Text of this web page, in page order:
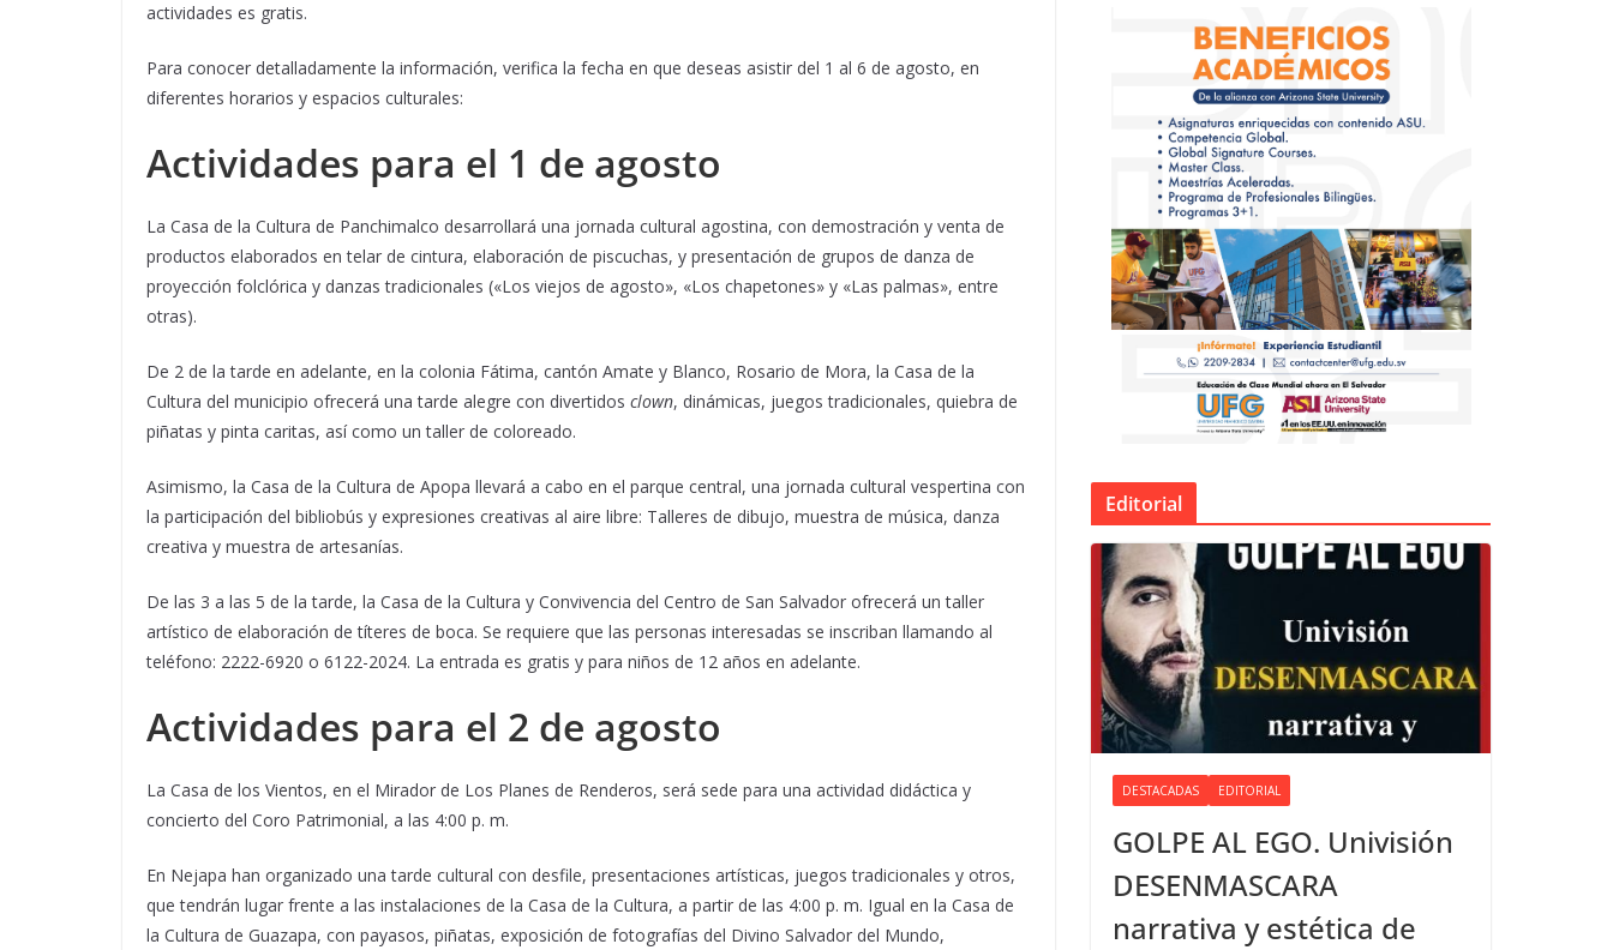
actividades es gratis.
Para conocer detalladamente la información, verifica la fecha en que deseas asistir del 1 al 6 de agosto, en
diferentes horarios y espacios culturales:
Actividades para el 1 de agosto
La Casa de la Cultura de Panchimalco desarrollará una jornada cultural agostina, con demostración y venta de
productos elaborados en telar de cintura, elaboración de piscuchas, y presentación de grupos de danza de
proyección folclórica y danzas tradicionales («Los viejos de agosto», «Los chapetones» y «Las palmas», entre
otras).
De 2 de la tarde en adelante, en la colonia Fátima, cantón Amate y Blanco, Rosario de Mora, la Casa de la
Cultura del municipio ofrecerá una tarde alegre con divertidos clown, dinámicas, juegos tradicionales, quiebra de
piñatas y pinta caritas, así como un taller de coloreado.
Asimismo, la Casa de la Cultura de Apopa llevará a cabo en el parque central, una jornada cultural vespertina con
la participación del bibliobús y expresiones creativas al aire libre: Talleres de dibujo, muestra de música, danza
creativa y muestra de artesanías.
De las 3 a las 5 de la tarde, la Casa de la Cultura y Convivencia del Centro de San Salvador ofrecerá un taller
artístico de elaboración de títeres de boca. Se requiere que las personas interesadas se inscriban llamando al
teléfono: 2222-6920 o 6122-2024. La entrada es gratis y para niños de 12 años en adelante.
Actividades para el 2 de agosto
La Casa de los Vientos, en el Mirador de Los Planes de Renderos, será sede para una actividad didáctica y
concierto del Coro Patrimonial, a las 4:00 p. m.
En Nejapa han organizado una tarde cultural con desfile, presentaciones artísticas, juegos tradicionales y otros,
que tendrán lugar frente a las instalaciones de la Casa de la Cultura, a partir de las 4:00 p. m. Igual en la Casa de
la Cultura de Guazapa, con payasos, piñatas, exposición de fotografías del Divino Salvador del Mundo,
Editorial
DESTACADAS EDITORIAL
GOLPE AL EGO. Univisión
DESENMASCARA
narrativa y estética de